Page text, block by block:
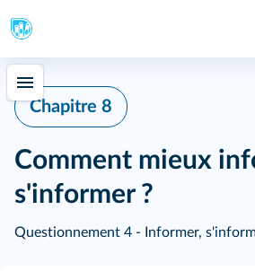
Chapitre 8
Comment mieux
s'informer ?
Questionnement 4 - Informer,